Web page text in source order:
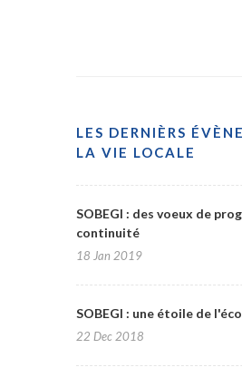
LES DERNIÈRS
LA VIE LOCALE
SOBEGI : des voeux de
continuité
18 Jan 2019
SOBEGI : une étoile de
22 Dec 2018